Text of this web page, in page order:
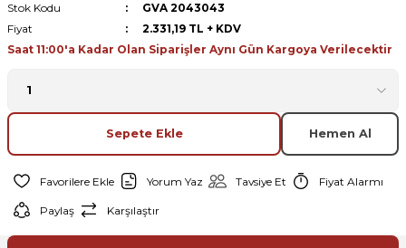
Stok Kodu
GVA 2043043
Fiyat
2.331,19 TL + KDV
Saat 11:00'a Kadar Olan Siparişler Aynı Gün Kargoya Verilecektir
Sepete Ekle Hemen Al
Yorum Yaz Tavsiye Et Fiyat Alarmı
Paylaş Karşılaştır